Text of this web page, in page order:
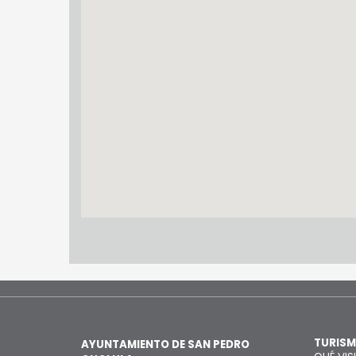
AYUNTAMIENTO DE SAN PEDRO